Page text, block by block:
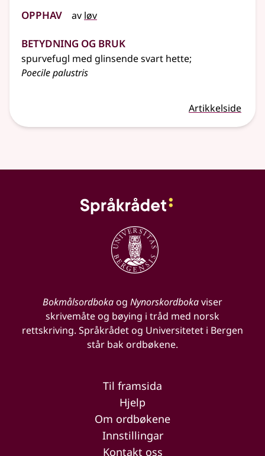
Opphav av løv
Betydning og bruk
spurvefugl med glinsende svart hette;
Poecile palustris
Artikkelside
Bokmålsordbokaog Nynorskordbokaviser
skrivemåte og bøying i tråd med norsk
rettskriving. Språkrådet og Universitetet i Bergen
står bak ordbøkene.
Til framsida
Hjelp
Om ordbøkene
Innstillingar
Kontakt oss